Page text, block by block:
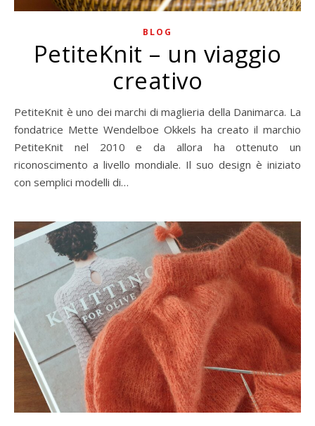
BLOG
PetiteKnit – un viaggio
creativo
PetiteKnit è uno dei marchi di maglieria della Danimarca. La
fondatrice Mette Wendelboe Okkels ha creato il marchio
PetiteKnit nel 2010 e da allora ha ottenuto un
riconoscimento a livello mondiale. Il suo design è iniziato
con semplici modelli di…